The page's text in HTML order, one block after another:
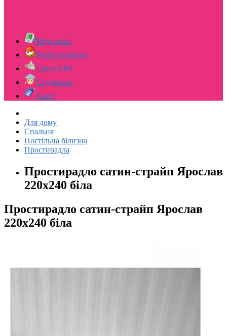
Медицині
Будівельникам
Сауна/SPA
Студентам
Акції
Для дому
Спальня
Постільна білизна
Простирадла
Простирадло сатин-страйп Ярослав
220х240 біла
Простирадло сатин-страйп Ярослав
220х240 біла